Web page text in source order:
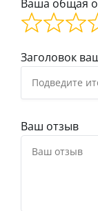
Ваша общая
Заголовок
Ваш отзыв